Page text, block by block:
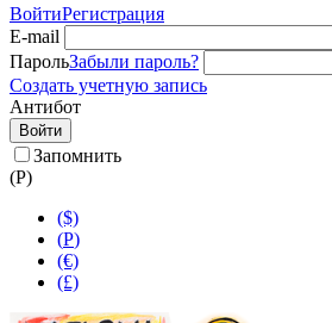
ВойтиРегистрация
E-mail
ПарольЗабыли пароль?
Создать учетную запись
Антибот
Войти
Запомнить
(Р)
($)
(Р)
(€)
(£)